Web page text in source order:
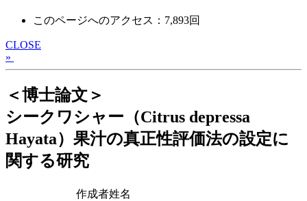
このページへのアクセス：7,893回
CLOSE
»
＜博士論文＞
シークワシャー（Citrus depressa
Hayata）果汁の真正性評価法の設定に
関する研究
作成者姓名